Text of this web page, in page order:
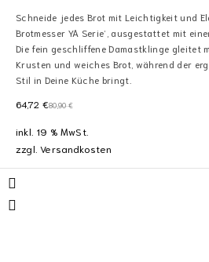
Schneide jedes Brot mit Leichtigkeit und
Brotmesser YA Serie‘, ausgestattet mit
Die fein geschliffene Damastklinge gleitet
Krusten und weiches Brot, während der
Stil in Deine Küche bringt.
80,90€
64,72 €
inkl. 19 % MwSt.
zzgl.Versandkosten